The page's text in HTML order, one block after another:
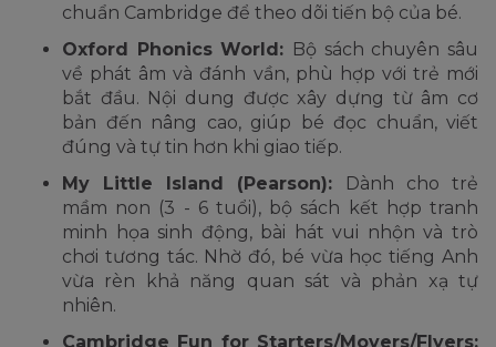
chuẩn Cambridge để theo dõi tiến bộ của bé.
Oxford Phonics World: Bộ sách chuyên sâu
về phát âm và đánh vần, phù hợp với trẻ mới
bắt đầu. Nội dung được xây dựng từ âm cơ
bản đến nâng cao, giúp bé đọc chuẩn, viết
đúng và tự tin hơn khi giao tiếp.
My Little Island (Pearson):
Dành cho trẻ
mầm non (3 - 6 tuổi), bộ sách kết hợp tranh
minh họa sinh động, bài hát vui nhộn và trò
chơi tương tác. Nhờ đó, bé vừa học tiếng Anh
vừa rèn khả năng quan sát và phản xạ tự
nhiên.
Cambridge Fun for Starters/Movers/Flyers: